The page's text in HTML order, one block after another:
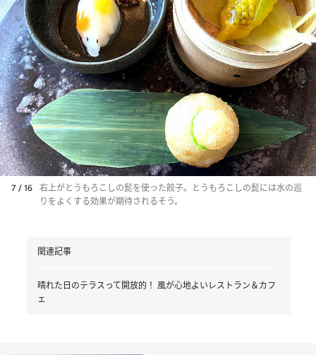
7 / 16
右上がとうもろこしの髭を使った餃子。とうもろこしの髭には水の巡
りをよくする効果が期待されるそう。
関連記事
晴れた日のテラスって開放的！ 風が心地よいレストラン＆カフ
ェ